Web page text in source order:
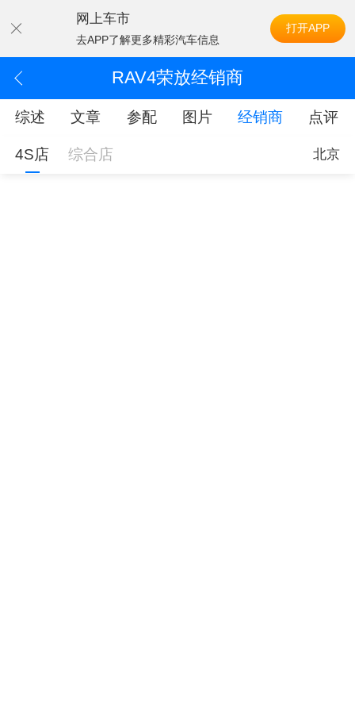
网上车市
去APP了解更多精彩汽车信息
打开APP
RAV4荣放经销商
综述 文章 参配 图片 经销商 点评
4S店 综合店 北京